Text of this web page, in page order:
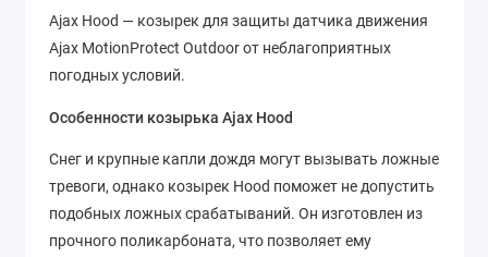
Ajax Hood — козырек для защиты датчика движения
Ajax MotionProtect Outdoor от неблагоприятных
погодных условий.
Особенности козырька Ajax Hood
Снег и крупные капли дождя могут вызывать ложные
тревоги, однако козырек Hood поможет не допустить
подобных ложных срабатываний. Он изготовлен из
прочного поликарбоната, что позволяет ему